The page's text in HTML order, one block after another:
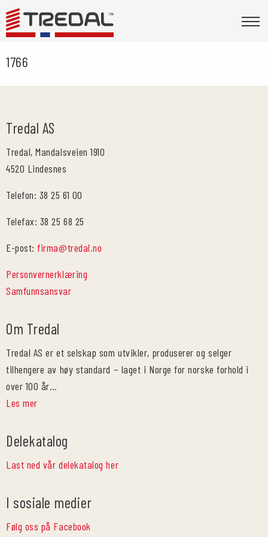
1766
Tredal AS
Tredal, Mandalsveien 1910
4520 Lindesnes
Telefon: 38 25 61 00
Telefax: 38 25 68 25
E-post:firma@tredal.no
Personvernerklæring
Samfunnsansvar
Om Tredal
Tredal AS er et selskap som utvikler, produserer og selger
tilhengere av høy standard – laget i Norge for norske forhold i
over 100 år…
Les mer
Delekatalog
Last ned vår delekatalog her
I sosiale medier
Følg oss på Facebook